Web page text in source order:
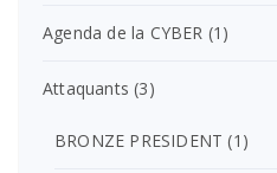
Agenda de la CYBER (1)
Attaquants (3)
BRONZE PRESIDENT (1)